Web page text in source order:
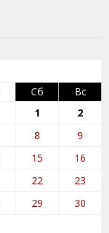
Сб
Вс
1
2
8
9
15
16
22
23
29
30